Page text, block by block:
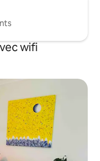
wifi